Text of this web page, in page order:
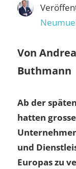
Von
Buthmann
Ab der
hatten
und
Europas zu